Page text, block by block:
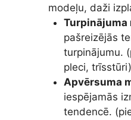
modeļu, daži
Turpinājuma
pašreizējās
turpinājumu.
pleci, trīsstūri)
Apvērsuma
iespējamās
tendencē.